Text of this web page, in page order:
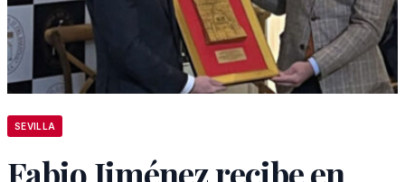
SEVILLA
Fabio Jiménez recibe en